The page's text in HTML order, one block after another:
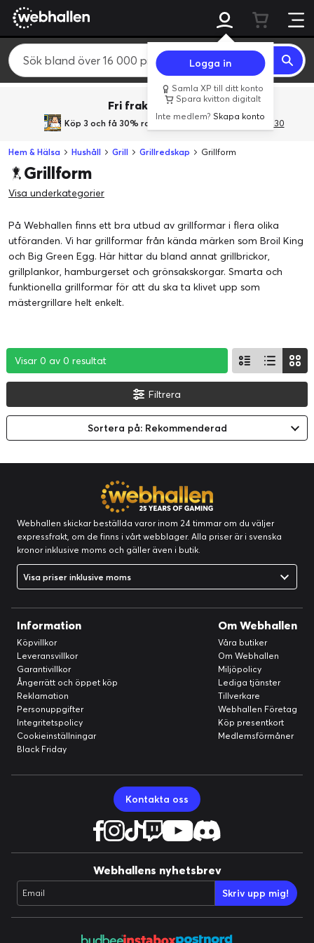
Logga in
Samla XP till ditt konto
Spara kvitton digitalt
Inte medlem?Skapa konto
Fri frakt över 800 kr.
Köp 3 och få 30% rabatt med rabattkoden 3Gives30
Hem & Hälsa Hushåll Grill Grillredskap Grillform
Grillform
Visa underkategorier
På Webhallen finns ett bra utbud av grillformar i flera olika
utföranden. Vi har grillformar från kända märken som Broil King
och Big Green Egg. Här hittar du bland annat grillbrickor,
grillplankor, hamburgerset och grönsakskorgar. Smarta och
funktionella grillformar för att du ska ta klivet upp som
mästergrillare helt enkelt.
Visar 0 av 0 resultat
Visar 0 av 0 resultat
Visar 0 av 0 resultat
Filtrera
Sortera på: Rekommenderad
Webhallen skickar beställda varor inom 24 timmar om du väljer
expressfrakt, om de finns i vårt webblager. Alla priser är i svenska
kronor inklusive moms och gäller även i butik.
Visa priser inklusive moms
Information
Köpvillkor
Leveransvillkor
Garantivillkor
Ångerrätt och öppet köp
Reklamation
Personuppgifter
Integritetspolicy
Cookieinställningar
Black Friday
Om Webhallen
Våra butiker
Om Webhallen
Miljöpolicy
Lediga tjänster
Tillverkare
Webhallen Företag
Köp presentkort
Medlemsförmåner
Kontakta oss
Webhallens nyhetsbrev
Email Skriv upp mig!